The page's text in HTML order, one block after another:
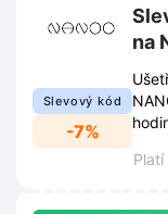
Slevový kód
-7%
na